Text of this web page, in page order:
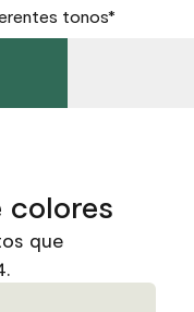
tonos*
colores
que